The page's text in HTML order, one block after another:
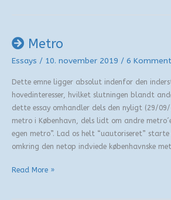
Metro
Essays / 10. november 2019 / 6
Dette emne ligger absolut indenfor den
hovedinteresser, hvilket slutningen blandt
dette essay omhandler dels den nyligt (29/
metro i København, dels lidt om andre
egen metro”. Lad os helt “uautoriseret”
omkring den netop indviede københavnske
Metro
Read More »